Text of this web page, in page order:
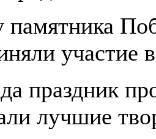
памятника
участие
праздник
лучшие